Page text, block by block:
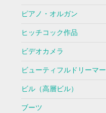
ピアノ・オルガン
ヒッチコック作品
ビデオカメラ
ビューティフルドリーマー
ビル（高層ビル）
ブーツ